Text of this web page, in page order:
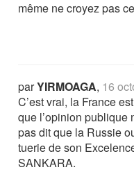
même ne croyez pas
parYIRMOAGA, 16
C’est vrai, la France
que l’opinion publique
pas dit que la Russie
tuerie de son
SANKARA.